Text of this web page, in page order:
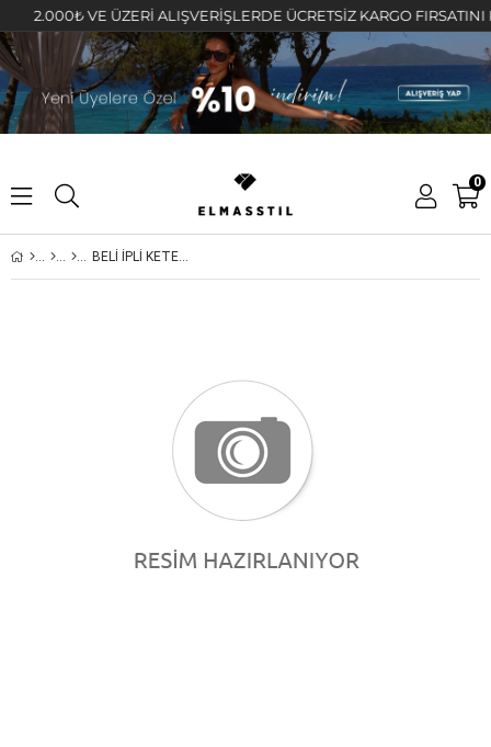
VE ÜZERİ ALIŞVERİŞLERDE ÜCRETSİZ KARGO FIRSATINI
0
BELİ İPLİ KETEN HAVUÇ PANTOLON/COS